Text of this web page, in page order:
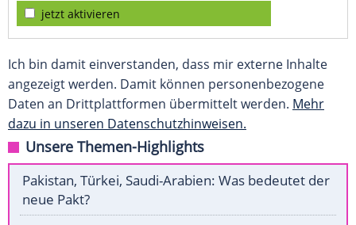
jetzt aktivieren
Ich bin damit einverstanden, dass mir externe Inhalte
angezeigt werden. Damit können personenbezogene
Daten an Drittplattformen übermittelt werden. Mehr
dazu in unseren Datenschutzhinweisen.
Unsere Themen-Highlights
Pakistan, Türkei, Saudi-Arabien: Was bedeutet der
neue Pakt?